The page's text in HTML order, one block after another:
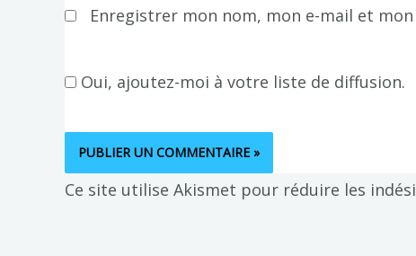
Enregistrer mon nom, mon e-mail et
Oui, ajoutez-moi à votre liste de diffusion.
Ce site utilise Akismet pour réduire les